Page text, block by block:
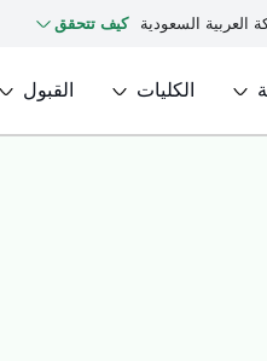
السعودية كيف تتحقق
الكليات القبول